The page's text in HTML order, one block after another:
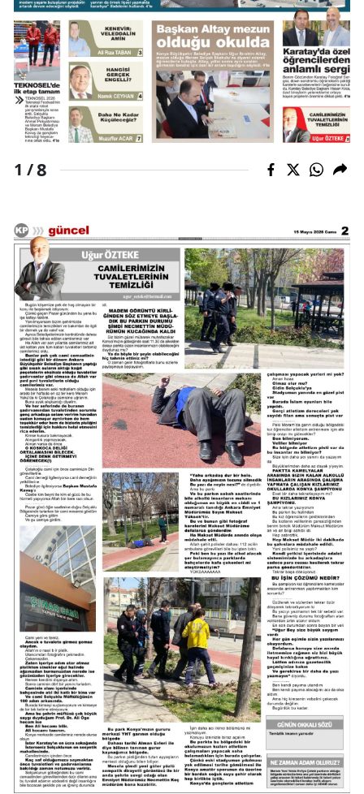
Konya
Kütahya
Malatya
Manisa
Muş
Nevşehir
Niğde
Ordu
Rize
Sakarya
Samsun
Siirt
Sinop
Sivas
Tekirdağ
Tokat
Trabzon
Tunceli
Şanlıurfa
Uşak
Van
1 /8